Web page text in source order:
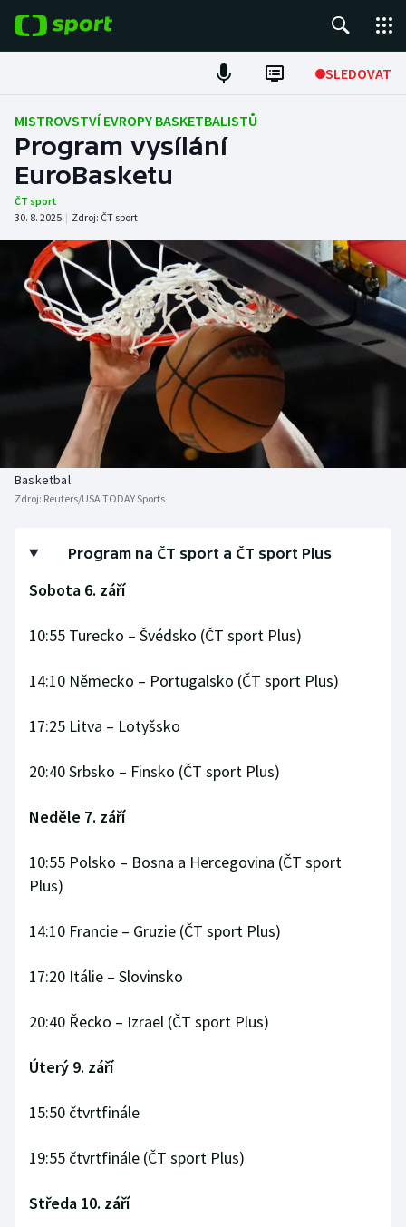
SLEDOVAT
Fotbal
Hokej
Tenis
Atletika
Cyklistika
DALŠÍ SPORTY
Americký fotbal
Baseball a softbal
Basketbal
Biatlon
Boby a skeleton
Box
Curling
Dostihy
Florbal
Futsal
Golf
Gymnastika
Házená
Jezdectví
Judo
Krasobruslení
Lezení
Lyže a snowboard
Moderní pětiboj
Motorsport
NEPŘEHLÉDNĚTE
Soutěže
Historické návraty
Aplikace ČT sport
AZ kvíz
MISTROVSTVÍ EVROPY BASKETBALISTŮ
Program vysílání
EuroBasketu
ČT sport
30. 8. 2025 | Zdroj: ČT sport
Basketbal
Zdroj: Reuters/USA TODAY Sports
Program na ČT sport a ČT sport Plus
Sobota 6. září
10:55 Turecko – Švédsko (ČT sport Plus)
14:10 Německo – Portugalsko (ČT sport Plus)
17:25 Litva – Lotyšsko
20:40 Srbsko – Finsko (ČT sport Plus)
Neděle 7. září
10:55 Polsko – Bosna a Hercegovina (ČT sport
Plus)
14:10 Francie – Gruzie (ČT sport Plus)
17:20 Itálie – Slovinsko
20:40 Řecko – Izrael (ČT sport Plus)
Úterý 9. září
15:50 čtvrtfinále
19:55 čtvrtfinále (ČT sport Plus)
Středa 10. září